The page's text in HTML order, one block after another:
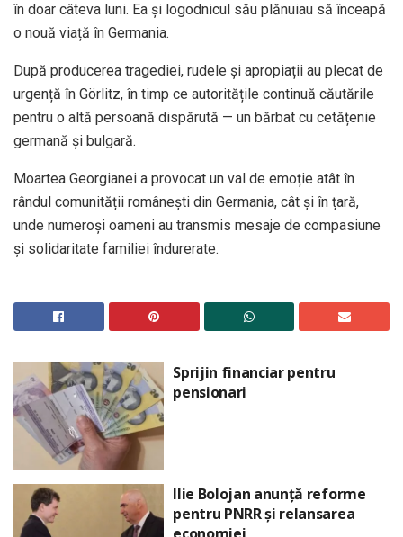
în doar câteva luni. Ea și logodnicul său plănuiau să înceapă
o nouă viață în Germania.
După producerea tragediei, rudele și apropiații au plecat de
urgență în Görlitz, în timp ce autoritățile continuă căutările
pentru o altă persoană dispărută — un bărbat cu cetățenie
germană și bulgară.
Moartea Georgianei a provocat un val de emoție atât în
rândul comunității românești din Germania, cât și în țară,
unde numeroși oameni au transmis mesaje de compasiune
și solidaritate familiei îndurerate.
Sprijin financiar pentru
pensionari
Ilie Bolojan anunță reforme
pentru PNRR și relansarea
economiei